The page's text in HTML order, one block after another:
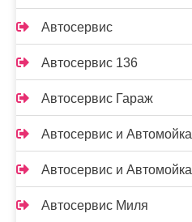
Автосервис
Автосервис 136
Автосервис Гараж
Автосервис и Автомойка
Автосервис и Автомойка
Автосервис Миля